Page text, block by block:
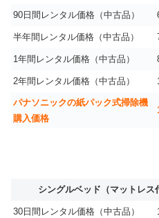
90日間レンタル価格（中古品）
半年間レンタル価格（中古品）
1年間レンタル価格（中古品）
2年間レンタル価格（中古品）
パナソニックの紙パック式掃除機
購入価格
シングルベッド（マットレ
30日間レンタル価格（中古品）